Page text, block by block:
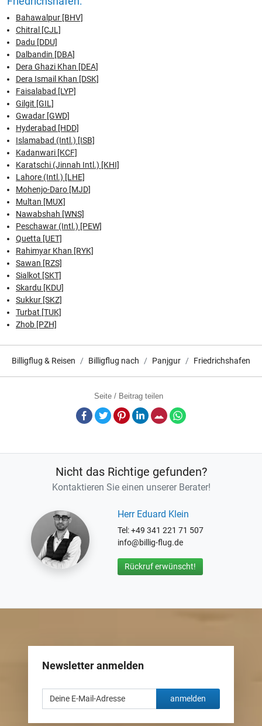
Bahawalpur [BHV]
Chitral [CJL]
Dadu [DDU]
Dalbandin [DBA]
Dera Ghazi Khan [DEA]
Dera Ismail Khan [DSK]
Faisalabad [LYP]
Gilgit [GIL]
Gwadar [GWD]
Hyderabad [HDD]
Islamabad (Intl.) [ISB]
Kadanwari [KCF]
Karatschi (Jinnah Intl.) [KHI]
Lahore (Intl.) [LHE]
Mohenjo-Daro [MJD]
Multan [MUX]
Nawabshah [WNS]
Peschawar (Intl.) [PEW]
Quetta [UET]
Rahimyar Khan [RYK]
Sawan [RZS]
Sialkot [SKT]
Skardu [KDU]
Sukkur [SKZ]
Turbat [TUK]
Zhob [PZH]
Billigflug & Reisen Billigflug nach Panjgur Friedrichshafen
Seite / Beitrag teilen
Facebook
TwitterPinterestLinkedInE-Mail
Nicht das Richtige gefunden?
Kontaktieren Sie einen unserer Berater!
Herr Eduard Klein
Tel: +49 341 221 71 507
info@billig-flug.de
Rückruf erwünscht!
Newsletter anmelden
anmelden